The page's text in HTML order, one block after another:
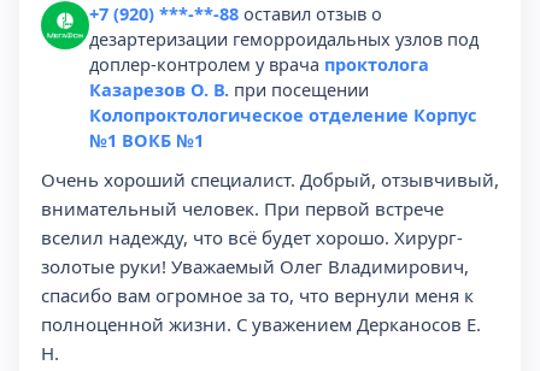
+7 (920) ***-**-88 оставил отзыв о
дезартеризации геморроидальных узлов под
доплер-контролем у врача проктолога
Казарезов О. В. при посещении
Колопроктологическое отделение Корпус
№1 ВОКБ №1
Очень хороший специалист. Добрый, отзывчивый,
внимательный человек. При первой встрече
вселил надежду, что всё будет хорошо. Хирург-
золотые руки! Уважаемый Олег Владимирович,
спасибо вам огромное за то, что вернули меня к
полноценной жизни. С уважением Дерканосов Е.
Н.